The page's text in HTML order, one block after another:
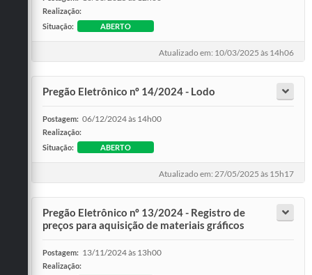
Realização:
Situação:
ABERTO
Atualizado em: 10/03/2025 às 14h06
Pregão Eletrônico nº 14/2024 - Lodo
Postagem: 06/12/2024 às 14h00
Realização:
Situação:
ABERTO
Atualizado em: 27/05/2025 às 15h17
Pregão Eletrônico nº 13/2024 - Registro de
preços para aquisição de materiais gráficos
Postagem: 13/11/2024 às 13h00
Realização: